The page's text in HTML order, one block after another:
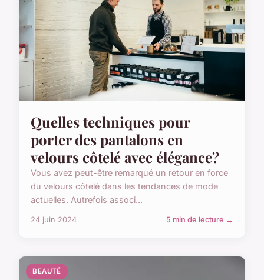
Quelles techniques pour
porter des pantalons en
velours côtelé avec élégance?
Vous avez peut-être remarqué un retour en force
du velours côtelé dans les tendances de mode
actuelles. Autrefois associ...
24 juin 2024 5 min de lecture →
BEAUTÉ